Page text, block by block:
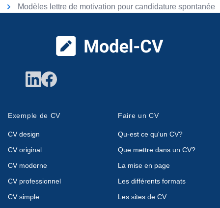
Modèles lettre de motivation pour candidature spontanée
Exemple de CV
CV design
CV original
CV moderne
CV professionnel
CV simple
Faire un CV
Qu-est ce qu'un CV?
Que mettre dans un CV?
La mise en page
Les différents formats
Les sites de CV